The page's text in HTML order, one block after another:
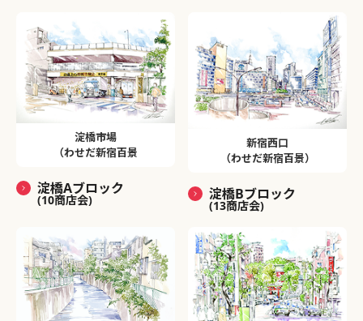
淀橋市場
（わせだ新宿百景
淀橋Aブロック
(10商店会)
新宿西口
（わせだ新宿百景）
淀橋Bブロック
(13商店会)